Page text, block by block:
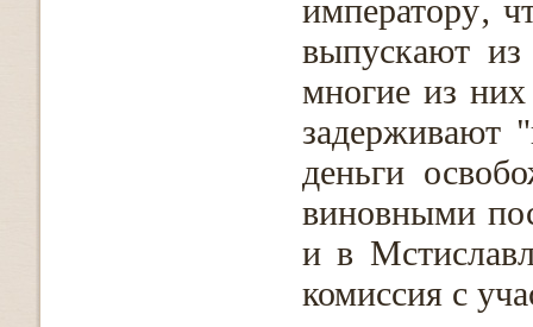
императору‚
выпускают из
многие из
задерживают
деньги
виновными
и в
комиссия с